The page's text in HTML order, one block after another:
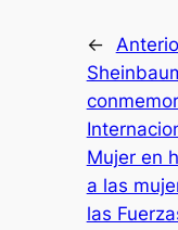
←
Mujer en
a las
las